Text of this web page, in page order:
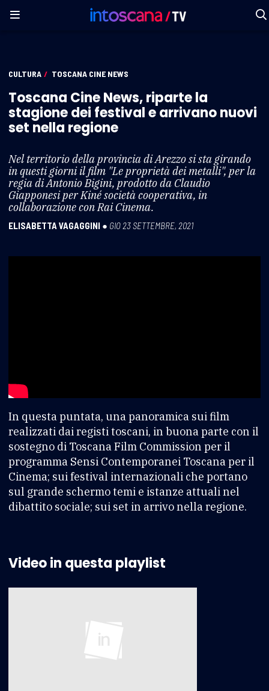
CULTURA / TOSCANA CINE NEWS
Toscana Cine News, riparte la
stagione dei festival e arrivano nuovi
set nella regione
Nel territorio della provincia di Arezzo si sta girando
in questi giorni il film "Le proprietà dei metalli", per la
regia di Antonio Bigini, prodotto da Claudio
Giapponesi per Kiné società cooperativa, in
collaborazione con Rai Cinema.
ELISABETTA VAGAGGINI ● GIO 23 SETTEMBRE, 2021
In questa puntata, una panoramica sui film
realizzati dai registi toscani, in buona parte con il
sostegno di Toscana Film Commission per il
programma Sensi Contemporanei Toscana per il
Cinema; sui festival internazionali che portano
sul grande schermo temi e istanze attuali nel
dibattito sociale; sui set in arrivo nella regione.
Video in questa playlist